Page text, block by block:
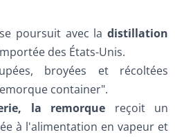
poursuit avec la distillation
des États-Unis.
broyées et récoltées
container".
la remorque reçoit un
à l'alimentation en vapeur et